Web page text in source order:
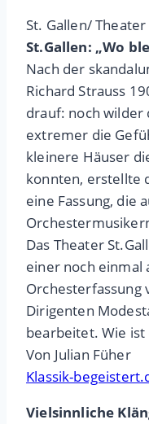
St. Gallen/
St.Gallen: „Wo
Nach der
Richard Strauss
drauf: noch wilder
extremer die
kleinere Häuser
konnten, erstellte
eine Fassung, die
Das Theater
einer noch einmal
Orchesterfassung
Dirigenten
bearbeitet. Wie ist
Von Julian Füher
Klassik-
Vielsinnliche